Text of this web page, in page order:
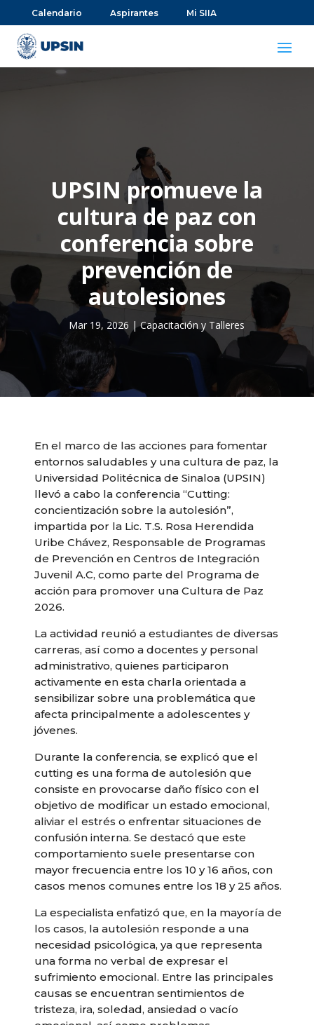
Calendario Aspirantes Mi SIIA
UPSIN promueve la
cultura de paz con
conferencia sobre
prevención de
autolesiones
Mar 19, 2026 |Capacitación y Talleres
En el marco de las acciones para fomentar
entornos saludables y una cultura de paz, la
Universidad Politécnica de Sinaloa (UPSIN)
llevó a cabo la conferencia “Cutting:
concientización sobre la autolesión”,
impartida por la Lic. T.S. Rosa Herendida
Uribe Chávez, Responsable de Programas
de Prevención en Centros de Integración
Juvenil A.C, como parte del Programa de
acción para promover una Cultura de Paz
2026.
La actividad reunió a estudiantes de diversas
carreras, así como a docentes y personal
administrativo, quienes participaron
activamente en esta charla orientada a
sensibilizar sobre una problemática que
afecta principalmente a adolescentes y
jóvenes.
Durante la conferencia, se explicó que el
cutting es una forma de autolesión que
consiste en provocarse daño físico con el
objetivo de modificar un estado emocional,
aliviar el estrés o enfrentar situaciones de
confusión interna. Se destacó que este
comportamiento suele presentarse con
mayor frecuencia entre los 10 y 16 años, con
casos menos comunes entre los 18 y 25 años.
La especialista enfatizó que, en la mayoría de
los casos, la autolesión responde a una
necesidad psicológica, ya que representa
una forma no verbal de expresar el
sufrimiento emocional. Entre las principales
causas se encuentran sentimientos de
tristeza, ira, soledad, ansiedad o vacío